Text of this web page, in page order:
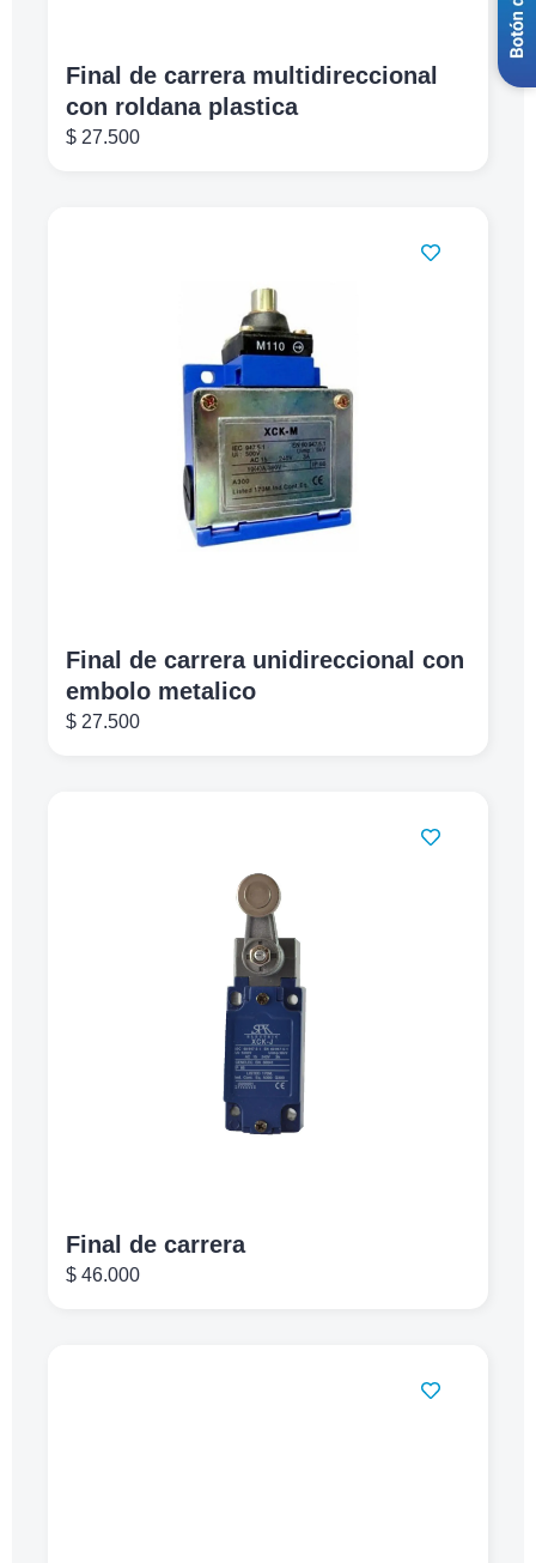
Final de carrera multidireccional
con roldana plastica
$ 27.500
Final de carrera unidireccional con
embolo metalico
$ 27.500
Final de carrera
$ 46.000